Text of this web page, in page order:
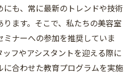
にも、常に最新のトレンドや技術
ます。そこで、私たちの美容室
ナーへの参加を推奨していま
フやアシスタントを迎える際に
に合わせた教育プログラムを実施